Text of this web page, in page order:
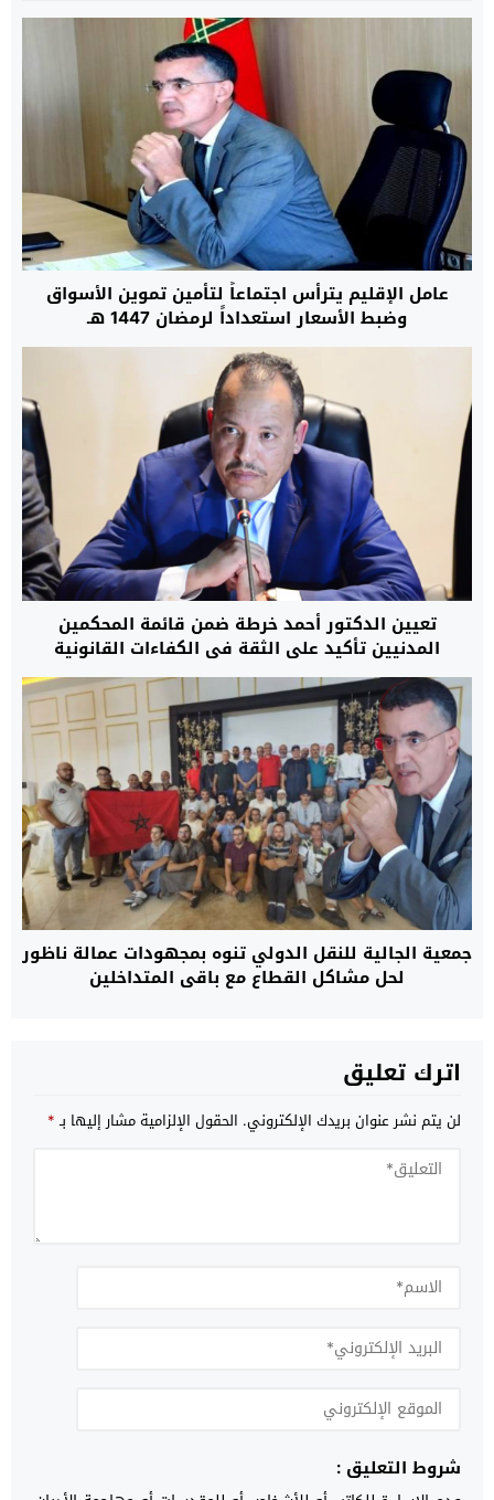
عامل الإقليم يترأس اجتماعاً لتأمين تموين الأسواق
وضبط الأسعار استعداداً لرمضان 1447 هـ
تعيين الدكتور أحمد خرطة ضمن قائمة المحكمين
المدنيين تأكيد على الثقة في الكفاءات القانونية
الوطنية
جمعية الجالية للنقل الدولي تنوه بمجهودات عمالة ناظور
لحل مشاكل القطاع مع باقي المتداخلين
اترك تعليق
لن يتم نشر عنوان بريدك الإلكتروني. الحقول الإلزامية مشار إليها بـ*
شروط التعليق :